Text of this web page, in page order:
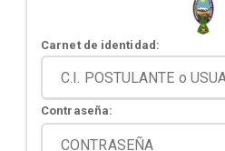
Carnet de identidad:
Contraseña: